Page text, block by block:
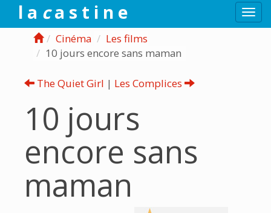
l a ca s t i n e
Cinéma
Les films
10 jours encore sans maman
The Quiet Girl | Les Complices
10 jours
encore sans
maman